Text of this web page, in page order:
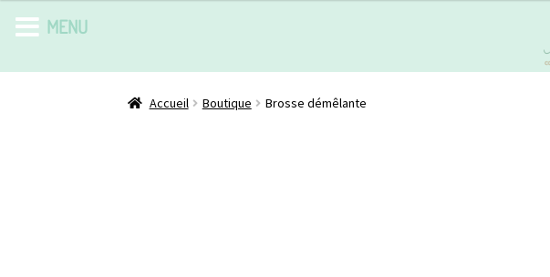
Accueil Boutique Brosse démêlante
MENU